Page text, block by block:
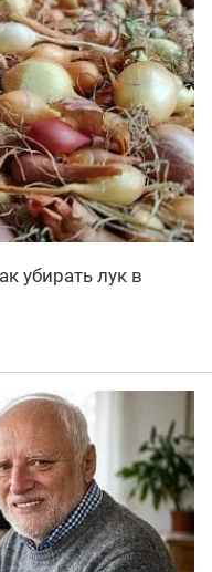
убирать лук в